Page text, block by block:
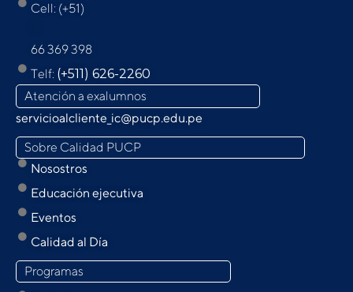
Cell: (+51)
66 369 398
Telf: (+511) 626-2260
Atención a exalumnos
servicioalcliente_ic@pucp.edu.pe
Sobre Calidad PUCP
Nosostros
Educación ejecutiva
Eventos
Calidad al Día
Programas